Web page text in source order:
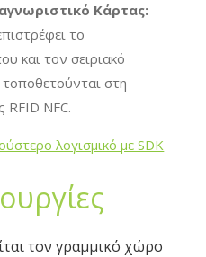
Κάρτας:
το
και τον σειριακό
στη
NFC.
τον γραμμικό χώρο